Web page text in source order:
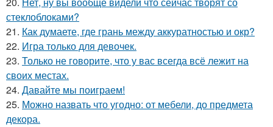
стеклоблоками?
21. Как думаете, где грань между аккуратностью и окр?
22. Игра только для девочек.
23. Только не говорите, что у вас всегда всё лежит на
своих местах.
24. Давайте мы поиграем!
25. Можно назвать что угодно: от мебели, до предмета
декора.